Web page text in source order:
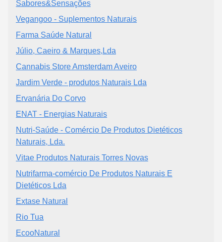
Sabores&Sensações
Vegangoo - Suplementos Naturais
Farma Saúde Natural
Júlio, Caeiro & Marques,Lda
Cannabis Store Amsterdam Aveiro
Jardim Verde - produtos Naturais Lda
Ervanária Do Corvo
ENAT - Energias Naturais
Nutri-Saúde - Comércio De Produtos Dietéticos
Naturais, Lda.
Vitae Produtos Naturais Torres Novas
Nutrifarma-comércio De Produtos Naturais E
Dietéticos Lda
Extase Natural
Rio Tua
EcooNatural